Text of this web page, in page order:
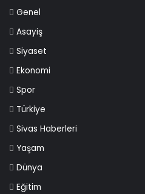
Genel
Asayiş
Siyaset
Ekonomi
Spor
Türkiye
Sivas Haberleri
Yaşam
Dünya
Eğitim